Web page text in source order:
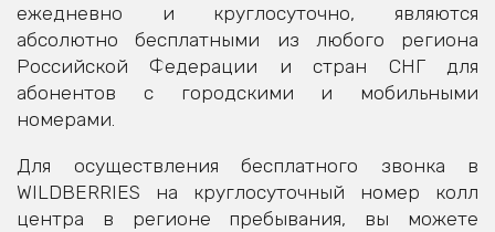
ежедневно и круглосуточно, являются
абсолютно бесплатными из любого региона
Российской Федерации и стран СНГ для
абонентов с городскими и мобильными
номерами.
Для осуществления бесплатного звонка в
WILDBERRIES на круглосуточный номер колл
центра в регионе пребывания, вы можете